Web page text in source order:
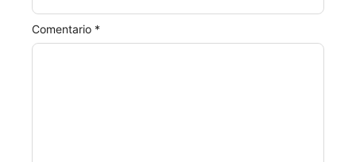
Comentario *